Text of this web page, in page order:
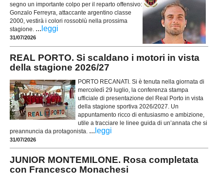
segno un importante colpo per il reparto offensivo:
Gonzalo Ferreyra, attaccante argentino classe
2000, vestirà i colori rossoblù nella prossima
stagione. ... leggi
31/07/2026
REAL PORTO. Si scaldano i motori in vista
della stagione 2026/27
PORTO RECANATI. Si è tenuta nella giornata di
mercoledì 29 luglio, la conferenza stampa
ufficiale di presentazione del Real Porto in vista
della stagione sportiva 2026/2027. Un
appuntamento ricco di entusiasmo e ambizione,
utile a tracciare le linee guida di un’annata che si
preannuncia da protagonista. ... leggi
31/07/2026
JUNIOR MONTEMILONE. Rosa completata
con Francesco Monachesi